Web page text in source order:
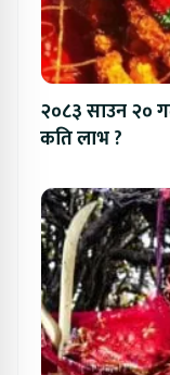
२०८३ साउन २०
कति लाभ ?